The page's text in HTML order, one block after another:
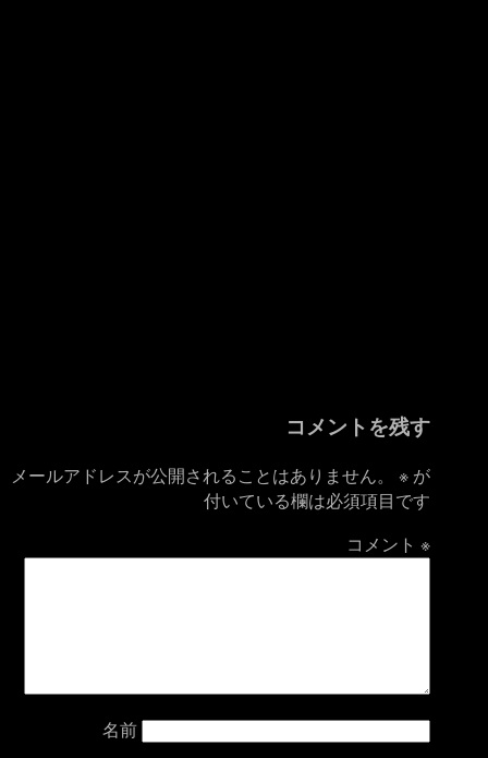
コメントを残す
メールアドレスが公開されることはありません。 ※ が
付いている欄は必須項目です
コメント※
名前